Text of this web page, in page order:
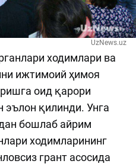
UzNews.uz
ходимлари ва
ижтимоий ҳимоя
оид қарори
эълон қилинди. Унга
бошлаб айрим
ходимларининг
грант асосида